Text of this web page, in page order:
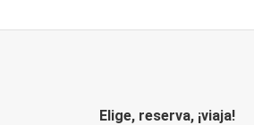
Elige, reserva, ¡viaja!